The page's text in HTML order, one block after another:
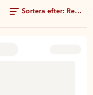
Sortera efter: